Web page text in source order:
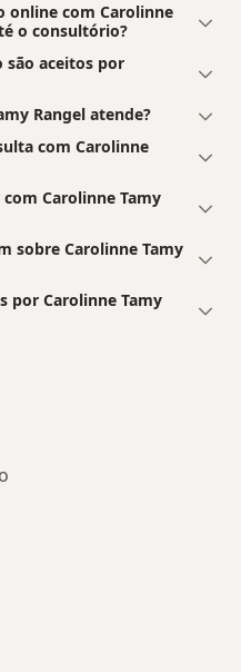
online com Carolinne
o consultório?
são aceitos por
Rangel atende?
com Carolinne
Carolinne Tamy
sobre Carolinne Tamy
por Carolinne Tamy